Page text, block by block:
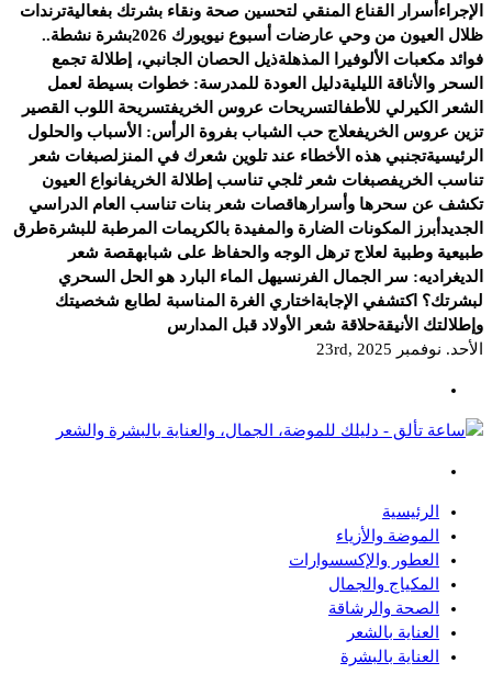
الإجراء أسرار القناع المنقي لتحسين صحة ونقاء بشرتك بفعاليةترندات
ظلال العيون من وحي عارضات أسبوع نيويورك 2026
بشرة نشطة..
فوائد مكعبات الألوفيرا المذهلةذيل الحصان الجانبي، إطلالة تجمع
السحر والأناقة الليليةدليل العودة للمدرسة: خطوات بسيطة لعمل
الشعر الكيرلي للأطفالتسريحات عروس الخريفتسريحة اللوب القصير
تزين عروس الخريفعلاج حب الشباب بفروة الرأس: الأسباب والحلول
الرئيسيةتجنبي هذه الأخطاء عند تلوين شعرك في المنزلصبغات شعر
تناسب الخريفصبغات شعر ثلجي تناسب إطلالة الخريفانواع العيون
تكشف عن سحرها وأسرارهاقصات شعر بنات تناسب العام الدراسي
الجديد أبرز المكونات الضارة والمفيدة بالكريمات المرطبة للبشرةطرق
طبيعية وطبية لعلاج ترهل الوجه والحفاظ على شبابهقصة شعر
الديغراديه: سر الجمال الفرنسيهل الماء البارد هو الحل السحري
لبشرتك؟ اكتشفي الإجابة اختاري الغرة المناسبة لطابع شخصيتك
وإطلالتك الأنيقةحلاقة شعر الأولاد قبل المدارس
الأحد. نوفمبر 23rd, 2025
دليلك للموضة، الجمال، والعناية بالبشرة والشعر
الرئيسية
الموضة والأزياء
العطور والإكسسوارات
المكياج والجمال
الصحة والرشاقة
العناية بالشعر
العناية بالبشرة